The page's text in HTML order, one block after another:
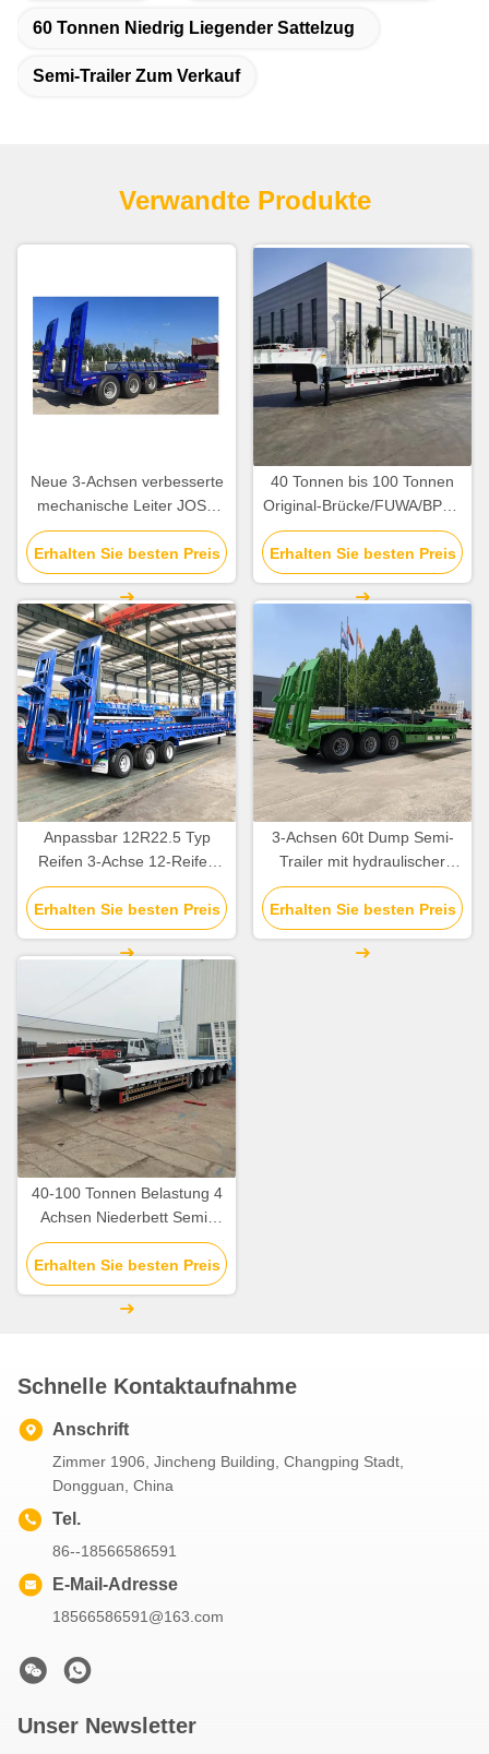
60 Tonnen Niedrig Liegender Sattelzug
Semi-Trailer Zum Verkauf
Verwandte Produkte
Neue 3-Achsen verbesserte
mechanische Leiter JOST
Marke Landegerät
Niedrigbett Semi-Anhänger,
gute Qualität
Erhalten Sie besten Preis
40 Tonnen bis 100 Tonnen
Original-Brücke/FUWA/BPW-
Brücke Niedrigbett-Semi-
Anhänger (nach
Kundenbedarf angepasst)
Erhalten Sie besten Preis
Anpassbar 12R22.5 Typ
Reifen 3-Achse 12-Reifen
Niederbett Semi-Anhänger
mit JOST 2,0 Zoll King Pin
Erhalten Sie besten Preis
3-Achsen 60t Dump Semi-
Trailer mit hydraulischer
Rampe Niedrigbett-Trailer
und 4/5/6mm dicken
Gitterplatte
Erhalten Sie besten Preis
40-100 Tonnen Belastung 4
Achsen Niederbett Semi-
Anhänger mit 16 Reifen und
12R20 Reifen Modell JOST
Kingpin Schrauben oder
Schweißen
Erhalten Sie besten Preis
Schnelle Kontaktaufnahme
Anschrift
Zimmer 1906, Jincheng Building, Changping Stadt,
Dongguan, China
Tel.
86--18566586591
E-Mail-Adresse
18566586591@163.com
Unser Newsletter